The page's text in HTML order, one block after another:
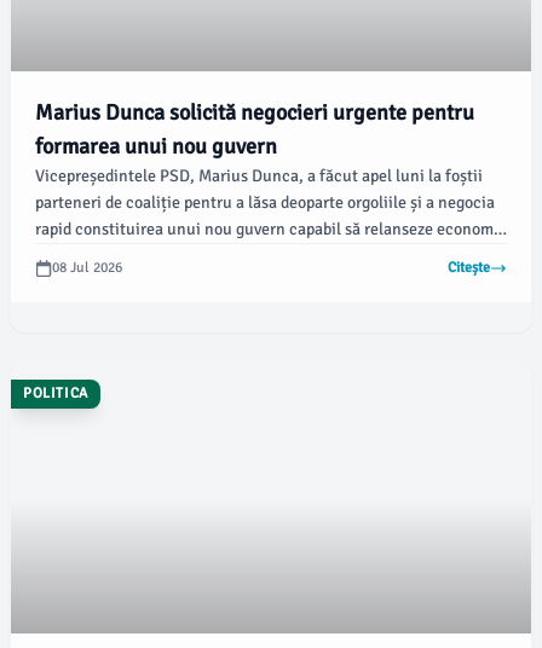
Marius Dunca solicită negocieri urgente pentru
formarea unui nou guvern
Vicepreședintele PSD, Marius Dunca, a făcut apel luni la foștii
parteneri de coaliție pentru a lăsa deoparte orgoliile și a negocia
rapid constituirea unui nou guvern capabil să relanseze economia
și să protejeze nivelul de trai al românilor. Conform datelor
Institutului Național de Statistică, situația economică a țării se
08 Jul 2026 Citește
POLITICA